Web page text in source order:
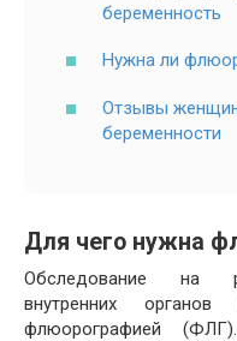
беременность
Нужна ли
Отзывы
беременности
Для чего нужна
Обследование на
внутренних органов
флюорографией